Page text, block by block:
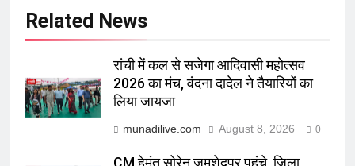
Related News
रांची में कल से सजेगा आदिवासी महोत्सव
2026 का मंच, वंदना दादेल ने तैयारियों का
लिया जायजा
munadilive.com August 8, 2026 0